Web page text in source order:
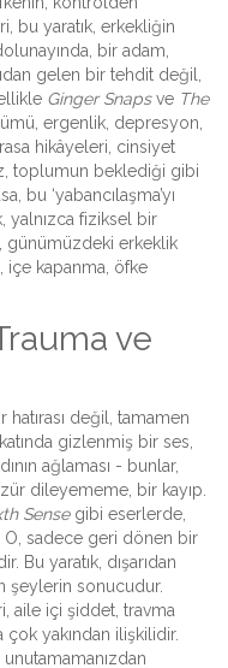
bu yaratık, erkekliğin
bir adam,
gelen bir tehdit değil,
Ginger Snapsve The
ergenlik, depresyon,
hikâyeleri, cinsiyet
toplumun beklediği gibi
bu ‘yabancılaşma’yı
yalnızca fiziksel bir
günümüzdeki erkeklik
içe kapanma, öfke
ve
değil, tamamen
gizlenmiş bir ses,
ağlaması - bunlar,
dileyememe, bir kayıp.
Sensegibi eserlerde,
O, sadece geri dönen bir
Bu yaratık, dışarıdan
şeylerin sonucudur.
aile içi şiddet, travma
yakından ilişkilidir.